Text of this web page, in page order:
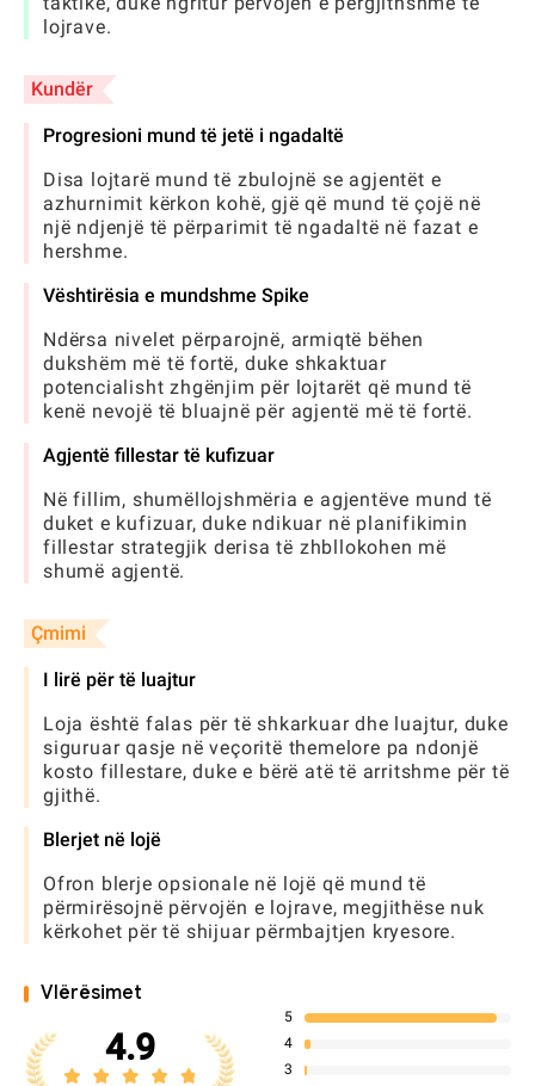
lojrave.
Kundër
Progresioni mund të jetë i ngadaltë
Disa lojtarë mund të zbulojnë se agjentët e
azhurnimit kërkon kohë, gjë që mund të çojë në
një ndjenjë të përparimit të ngadaltë në fazat e
hershme.
Vështirësia e mundshme Spike
Ndërsa nivelet përparojnë, armiqtë bëhen
dukshëm më të fortë, duke shkaktuar
potencialisht zhgënjim për lojtarët që mund të
kenë nevojë të bluajnë për agjentë më të fortë.
Agjentë fillestar të kufizuar
Në fillim, shumëllojshmëria e agjentëve mund të
duket e kufizuar, duke ndikuar në planifikimin
fillestar strategjik derisa të zhbllokohen më
shumë agjentë.
Çmimi
I lirë për të luajtur
Loja është falas për të shkarkuar dhe luajtur, duke
siguruar qasje në veçoritë themelore pa ndonjë
kosto fillestare, duke e bërë atë të arritshme për të
gjithë.
Blerjet në lojë
Ofron blerje opsionale në lojë që mund të
përmirësojnë përvojën e lojrave, megjithëse nuk
kërkohet për të shijuar përmbajtjen kryesore.
Vlërësimet
4.9
5
4
3